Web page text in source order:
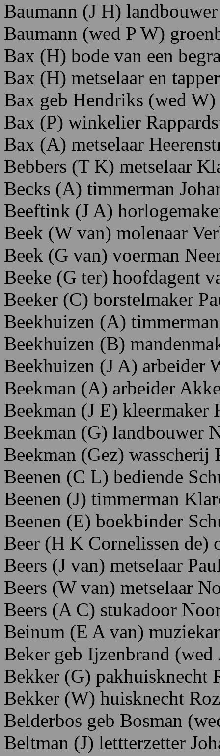
Baumann (J H)
Baumann (wed P W)
Bax (H) bode van een
Bax (H) metselaar en tapper
Bax geb Hendriks (wed W)
Bax (P) winkelier
Bax (A) metselaar
Bebbers (T K) metselaar
Becks (A) timmerman
Beeftink (J A)
Beek (W van) molenaar
Beek (G van) voerman
Beeke (G ter) hoofdagent
Beeker (C) borstelmaker
Beekhuizen (A)
Beekhuizen (B)
Beekhuizen (J A) arbeider
Beekman (A) arbeider
Beekman (J E) kleermaker
Beekman (G) landbouwer
Beekman (Gez) wasscherij
Beenen (C L) bediende
Beenen (J) timmerman K
Beenen (E) boekbinder
Beer (H K Cornelissen de)
Beers (J van) metselaar
Beers (W van) metselaar
Beers (A C) stukadoor
Beinum (E A van)
Beker geb Ijzenbrand (wed
Bekker (G) pakhuisknecht
Bekker (W) huisknecht
Belderbos geb Bosman
Beltman (J) lettterzetter